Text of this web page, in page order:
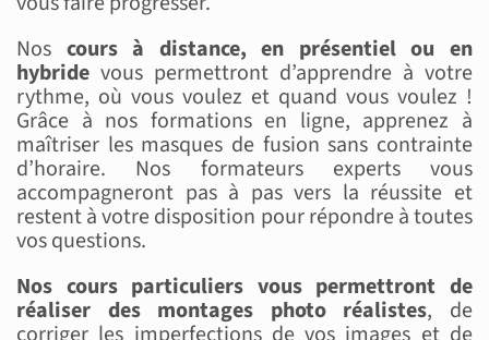
Nos cours à distance, en présentiel ou en
hybridevous permettront d’apprendre à votre
rythme, où vous voulez et quand vous voulez !
Grâce à nos formations en ligne, apprenez à
maîtriser les masques de fusion sans contrainte
d’horaire. Nos formateurs experts vous
accompagneront pas à pas vers la réussite et
restent à votre disposition pour répondre à toutes
vos questions.
Nos cours particuliers vous permettront de
réaliser des montages photo réalistes, de